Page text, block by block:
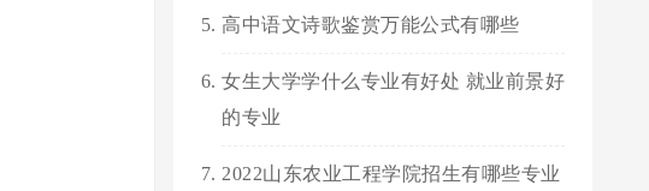
高中语文诗歌鉴赏万能公式有哪些
女生大学学什么专业有好处 就业前景好
的专业
2022山东农业工程学院招生有哪些专业